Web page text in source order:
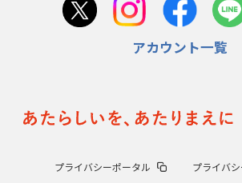
アカウント一覧
プライバシーポータル
プライバ